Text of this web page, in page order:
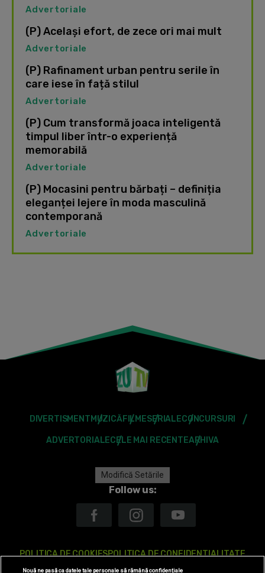
Advertoriale
(P) Același efort, de zece ori mai mult
Advertoriale
(P) Rafinament urban pentru serile în
care iese în față stilul
Advertoriale
(P) Cum transformă joaca inteligentă
timpul liber într-o experiență
memorabilă
Advertoriale
(P) Mocasini pentru bărbați – definiția
eleganței lejere în moda masculină
contemporană
Advertoriale
DIVERTISMENT MUZICĂFILMESERIALECONCURSURI
ADVERTORIALECELE MAI RECENTEARHIVA
Modifică Setările
Follow us:
POLITICA DE COOKIESPOLITICA DE CONFIDENTIALITATE
Nouă ne pasă ca datele tale personale să rămână confidențiale